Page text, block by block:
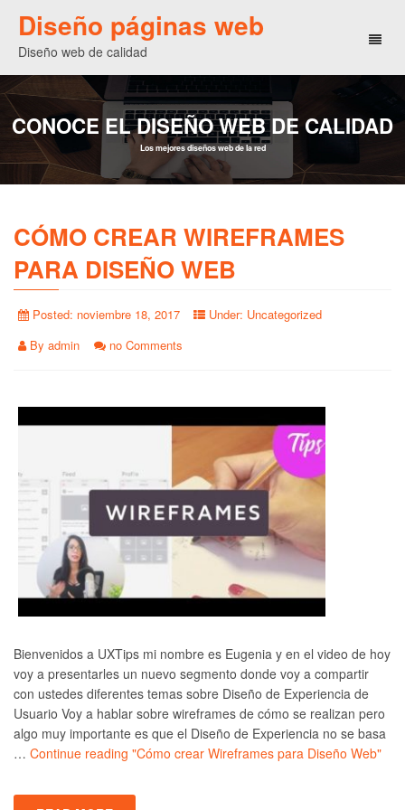
Diseño páginas web
Diseño web de calidad
CONOCE EL DISEÑO WEB DE CALIDAD
Los mejores diseños web de la red
CÓMO CREAR WIREFRAMES
PARA DISEÑO WEB
Posted: noviembre 18, 2017 Under: Uncategorized
By admin no Comments
Bienvenidos a UXTips mi nombre es Eugenia y en el video de hoy
voy a presentarles un nuevo segmento donde voy a compartir
con ustedes diferentes temas sobre Diseño de Experiencia de
Usuario Voy a hablar sobre wireframes de cómo se realizan pero
algo muy importante es que el Diseño de Experiencia no se basa
… Continue reading "Cómo crear Wireframes para Diseño Web"